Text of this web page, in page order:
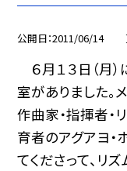
公開日 2011/06/14
６月１３日（月
室がありました
作曲家・指揮者・
育者のアグアヨ
てくださって、リ